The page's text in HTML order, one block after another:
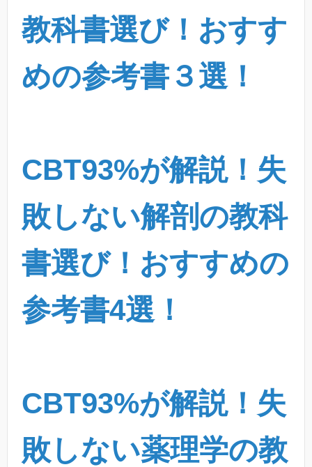
教科書選び！おすす
めの参考書３選！
CBT93%が解説！失
敗しない解剖の教科
書選び！おすすめの
参考書4選！
CBT93%が解説！失
敗しない薬理学の教